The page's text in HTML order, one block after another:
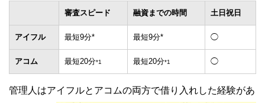
審査スピード 融資までの時間 土日祝日
アイフル 最短9分* 最短9分* ◯
アコム 最短20分*1 最短20分*1 ◯
管理人はアイフルとアコムの両方で借り入れした経験があ